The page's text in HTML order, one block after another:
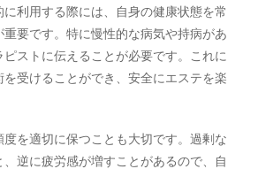
に利用する際には、自身の健康状態を常
要です。特に慢性的な病気や持病があ
ストに伝えることが必要です。これに
受けることができ、安全にエステを楽
を適切に保つことも大切です。過剰な
逆に疲労感が増すことがあるので、自